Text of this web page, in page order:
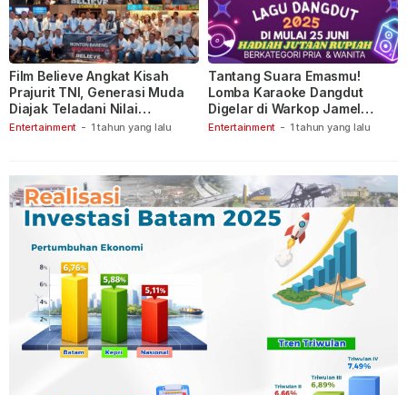
Entertainment - 1 tahun yang lalu
Film Believe Angkat Kisah
Prajurit TNI, Generasi Muda
Diajak Teladani Nilai
Keberanian
Entertainment - 1 tahun yang lalu
Tantang Suara Emasmu!
Lomba Karaoke Dangdut
Digelar di Warkop Jamel
Ganet